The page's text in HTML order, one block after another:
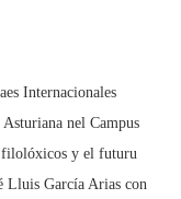
Internacionales
Asturiana nel Campus
filolóxicos y el futuru
Lluis García Arias con